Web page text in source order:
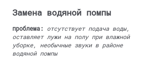
Замена водяной помпы
проблема: отсутствует подача воды,
оставляет лужи на полу при влажной
уборке, необычные звуки в районе
водяной помпы